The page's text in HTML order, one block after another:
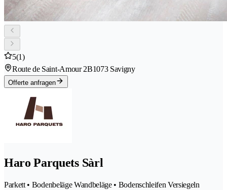
5(1)
Route de Saint-Amour 2B1073 Savigny
Offerte anfragen
Haro Parquets Sàrl
Parkett • Bodenbeläge Wandbeläge • Bodenschleifen Versiegeln